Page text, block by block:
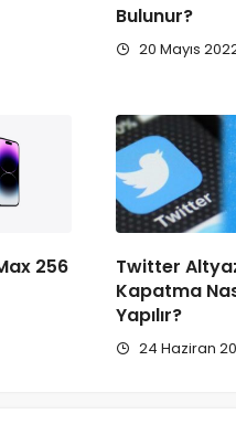
Bulunur?
20 Mayıs
256
Twitter
Kapatma
Yapılır?
24 Haziran